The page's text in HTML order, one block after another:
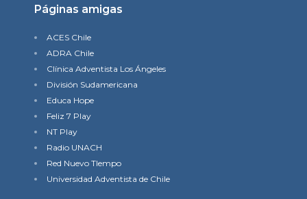
Páginas amigas
ACES Chile
ADRA Chile
Clínica Adventista Los Ángeles
División Sudamericana
Educa Hope
Feliz 7 Play
NT Play
Radio UNACH
Red Nuevo TIempo
Universidad Adventista de Chile